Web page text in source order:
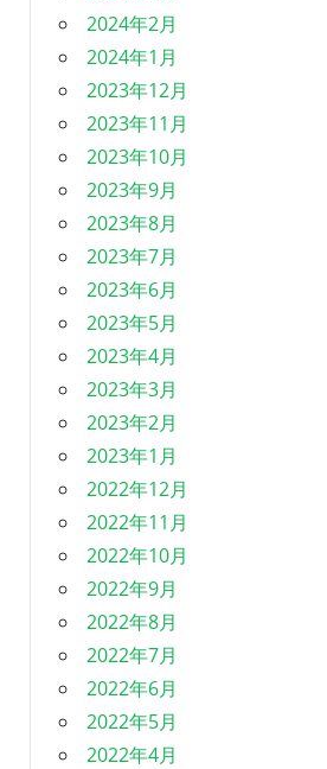
2024年2月
2024年1月
2023年12月
2023年11月
2023年10月
2023年9月
2023年8月
2023年7月
2023年6月
2023年5月
2023年4月
2023年3月
2023年2月
2023年1月
2022年12月
2022年11月
2022年10月
2022年9月
2022年8月
2022年7月
2022年6月
2022年5月
2022年4月